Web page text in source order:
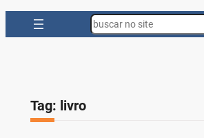
Search
Tag: livro